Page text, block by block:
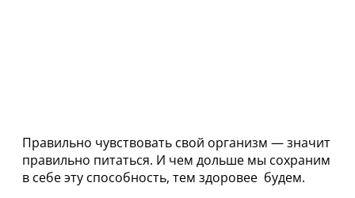
Правильно чувствовать свой организм — значит
правильно питаться. И чем дольше мы сохраним
в себе эту способность, тем здоровее будем.